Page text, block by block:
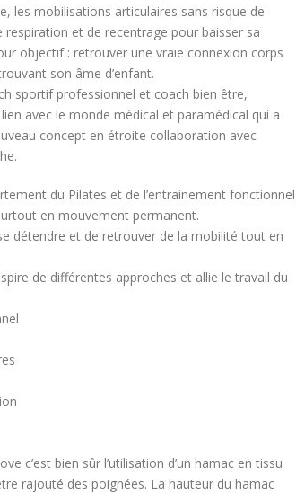
les mobilisations articulaires sans risque de
respiration et de recentrage pour baisser sa
objectif : retrouver une vraie connexion corps
son âme d’enfant.
sportif professionnel et coach bien être,
avec le monde médical et paramédical qui a
concept en étroite collaboration avec
du Pilates et de l’entrainement fonctionnel
en mouvement permanent.
détendre et de retrouver de la mobilité tout en
de différentes approches et allie le travail du
c’est bien sûr l’utilisation d’un hamac en tissu
rajouté des poignées. La hauteur du hamac